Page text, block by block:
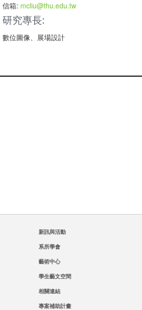
信箱: mcliu@thu.edu.tw
研究專長:
數位圖像、展場設計
新訊與活動
系所學會
藝術中心
學生藝文空間
相關連結
專案補助計畫